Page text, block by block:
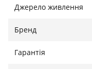
Джерело живлення
Бренд
Гарантія